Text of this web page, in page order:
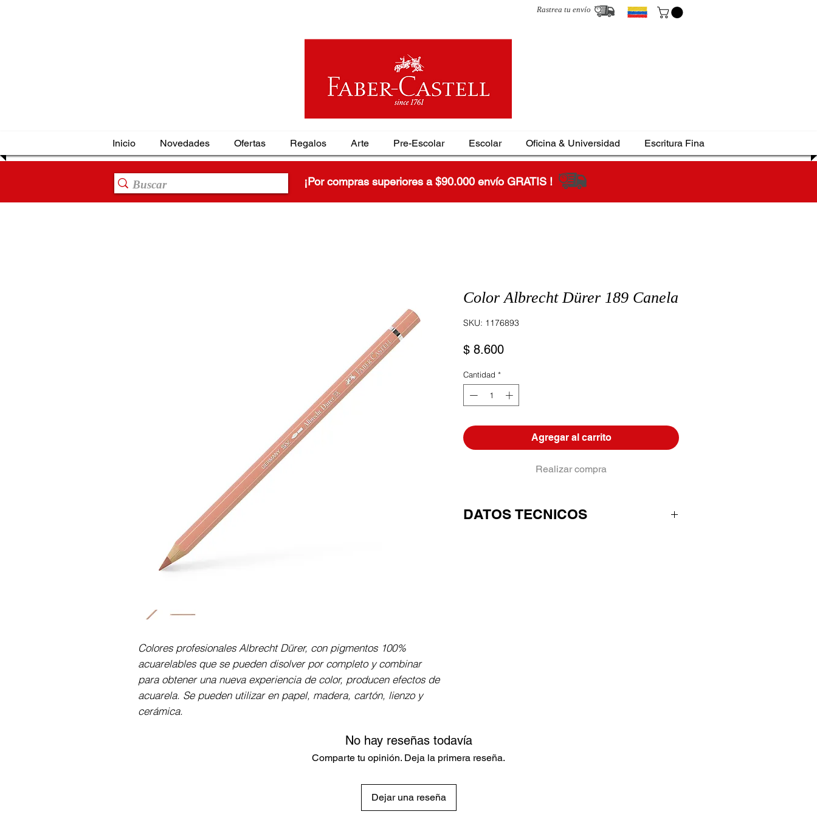
Rastrea tu envío
Inicio Novedades Ofertas Regalos Arte Pre-Escolar Escolar Oficina & Universidad Escritura Fina
¡Por compras superiores a $90.000 envío GRATIS !
Colores profesionales Albrecht Dürer, con pigmentos 100%
acuarelables que se pueden disolver por completo y combinar
para obtener una nueva experiencia de color, producen efectos de
acuarela. Se pueden utilizar en papel, madera, cartón, lienzo y
cerámica.
Color Albrecht Dürer 189 Canela
SKU: 1176893
$ 8.600Precio
Cantidad *
Agregar al carrito
Realizar compra
DATOS TECNICOS
No hay reseñas todavía
Comparte tu opinión. Deja la primera reseña.
Dejar una reseña